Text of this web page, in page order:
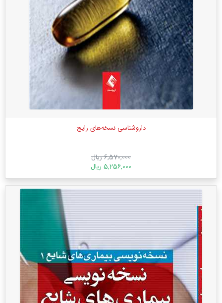
داروشناسی نسخه‌های رایج
6,570,000 ریال
5,256,000 ریال